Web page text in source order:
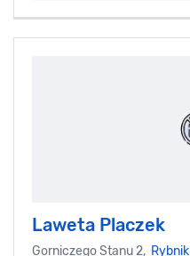
Laweta Placzek
Gorniczego Stanu 2, Rybnik